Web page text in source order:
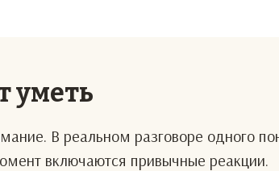
уметь
В реальном разговоре одного
включаются привычные реакции.